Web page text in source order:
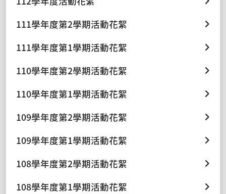
111學年度第2學期活動花絮
111學年度第1學期活動花絮
110學年度第2學期活動花絮
110學年度第1學期活動花絮
109學年度第2學期活動花絮
109學年度第1學期活動花絮
108學年度第2學期活動花絮
108學年度第1學期活動花絮